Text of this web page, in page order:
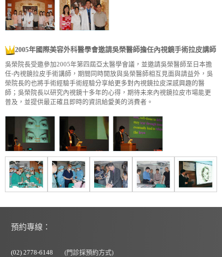
2005年國際美容外科醫學會邀請吳榮醫師擔任內視鏡手術拉皮講師
吳榮院長受邀參加2005年第四屆亞太醫學會議，並邀請吳榮醫師至日本擔
任-內視鏡拉皮手術講師，期間同時開放與吳榮醫師相互見面與請益外，吳
榮院長的也將手術經驗手術經驗分享給更多對內視鏡拉皮深感興趣的醫
師；吳榮院長以研究內視鏡十多年的心得，期待未來內視鏡拉皮市場能更
普及，並提供最正確且即時的資訊給愛美的消費者。
預約專線：
(02) 2778-6148 (門診採預約方式)